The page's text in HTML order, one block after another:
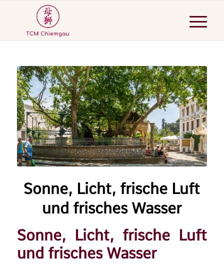
Sonne, Licht, frische Luft
und frisches Wasser
Sonne, Licht, frische Luft
und frisches Wasser